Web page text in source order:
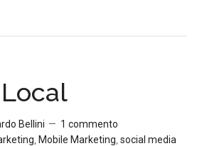
Bellini
1 commento
Mobile Marketing ,social media